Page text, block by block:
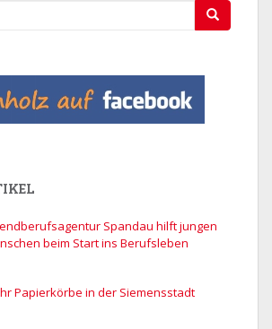
Spandau hilft jungen
beim Start ins Berufsleben
Papierkörbe in der Siemensstadt